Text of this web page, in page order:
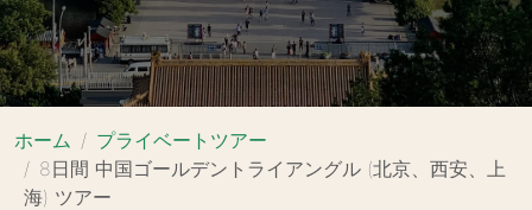
ホーム
プライベートツアー
8日間 中国ゴールデントライアングル (北京、西安、上
海) ツアー